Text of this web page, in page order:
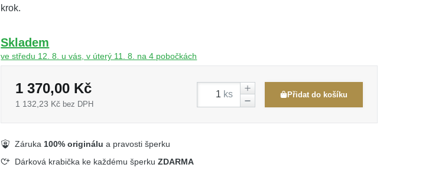
krok.
Skladem
ve středu 12. 8. u vás, v úterý 11. 8. na 4 pobočkách
1 370,00 Kč
1 132,23 Kč bez DPH
ks Přidat do košíku
Záruka 100% originálu a pravosti šperku
Dárková krabička ke každému šperkuZDARMA